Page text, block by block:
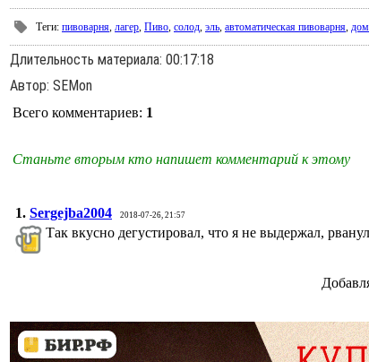
Теги: пивоварня, лагер, Пиво, солод, эль, автоматическая пивоварня,
Длительность материала: 00:17:18
Автор: SEMon
Всего комментариев: 1
Станьте вторым кто напишет комментарий к этому
1. Sergejba2004 2018-07-26, 21:57
Так вкусно дегустировал, что я не выдержал,